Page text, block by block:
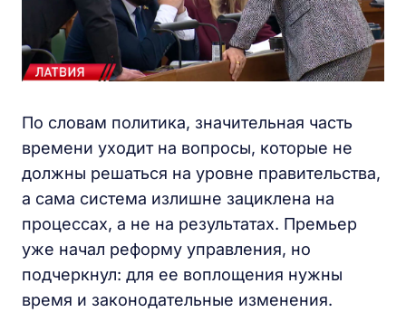
По словам политика, значительная часть
времени уходит на вопросы, которые не
должны решаться на уровне правительства,
а сама система излишне зациклена на
процессах, а не на результатах. Премьер
уже начал реформу управления, но
подчеркнул: для ее воплощения нужны
время и законодательные изменения.